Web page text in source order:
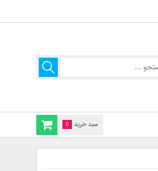
سبد خرید 0